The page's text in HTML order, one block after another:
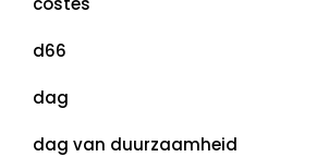
d66
dag
dag van duurzaamheid